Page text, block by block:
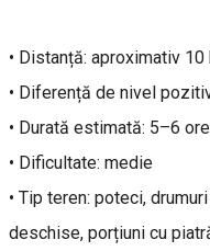
• Distanță: aproximativ 10
• Diferență de nivel
• Durată estimată: 5–6
• Dificultate: medie
• Tip teren: poteci,
deschise, porțiuni cu